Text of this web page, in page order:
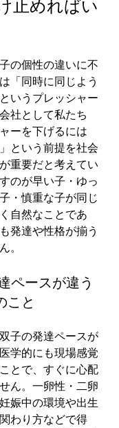
止めればい
の個性の違いに不
「同時に同じよう
いうプレッシャー
社として私たち
ーを下げるには
という前提を社会
重要だと考えてい
のが早い子・ゆっ
・慎重な子が同じ
自然なことであ
発達や性格が揃う
。
ペースが違う
こと
子の発達ペースが
学的にも現場感覚
とで、すぐに心配
ん。一卵性・二卵
娠中の環境や出生
わり方などで得